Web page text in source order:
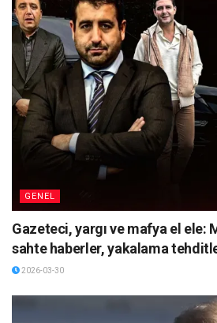
GENEL
Gazeteci, yargı ve mafya el ele:
sahte haberler, yakalama
2026-03-30